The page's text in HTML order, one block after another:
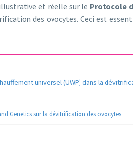
illustrative et réelle sur le Protocole
des ovocytes. Ceci est
universel (UWP) dans la
Genetics sur la dévitrification des ovocytes